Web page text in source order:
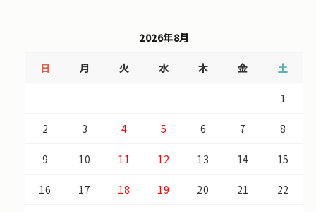
2026年8月
日 月 火 水 木 金 土
1
2 3 4 5 6 7 8
9 10 11 12 13 14 15
16 17 18 19 20 21 22